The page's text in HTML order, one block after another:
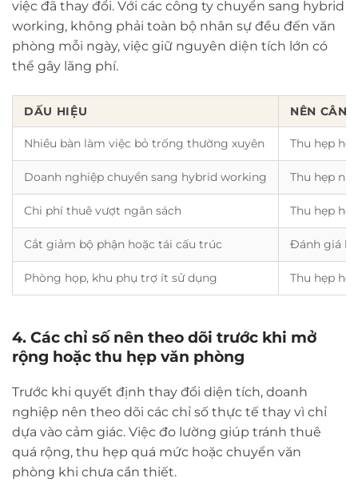
việc đã thay đổi. Với các công ty chuyển sang hybrid
working, không phải toàn bộ nhân sự đều đến văn
phòng mỗi ngày, việc giữ nguyên diện tích lớn có
thể gây lãng phí.
DẤU HIỆU NÊN CÂN
Nhiều bàn làm việc bỏ trống thường xuyên Thu hẹp
Doanh nghiệp chuyển sang hybrid working Thu hẹp nhẹ
Chi phí thuê vượt ngân sách Thu hẹp
Cắt giảm bộ phận hoặc tái cấu trúc Đánh giá
Phòng họp, khu phụ trợ ít sử dụng Thu hẹp
4. Các chỉ số nên theo dõi trước khi mở
rộng hoặc thu hẹp văn phòng
Trước khi quyết định thay đổi diện tích, doanh
nghiệp nên theo dõi các chỉ số thực tế thay vì chỉ
dựa vào cảm giác. Việc đo lường giúp tránh thuê
quá rộng, thu hẹp quá mức hoặc chuyển văn
phòng khi chưa cần thiết.